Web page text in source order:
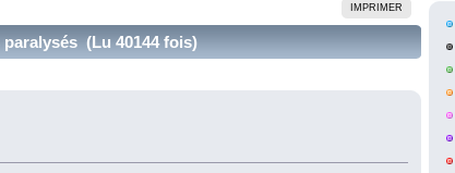
IMPRIMER
(Lu 40144 fois)